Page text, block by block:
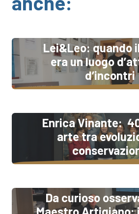
Lei&Leo: quando
era un luogo
d’incontri
Enrica Vinante:
arte tra
Da curioso